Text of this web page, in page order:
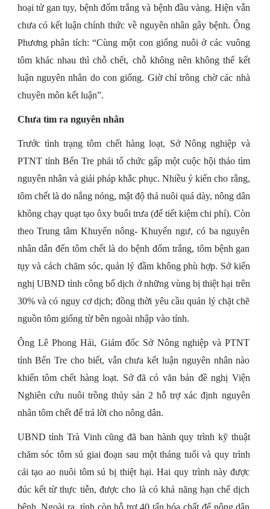
hoại tử gan tụy, bệnh đốm trắng và bệnh đầu vàng. Hiện vẫn
chưa có kết luận chính thức về nguyên nhân gây bệnh. Ông
Phương phân tích: “Cùng một con giống nuôi ở các vuông
tôm khác nhau thì chỗ chết, chỗ không nên không thể kết
luận nguyên nhân do con giống. Giờ chỉ trông chờ các nhà
chuyên môn kết luận”.
Chưa tìm ra nguyên nhân
Trước tình trạng tôm chết hàng loạt, Sở Nông nghiệp và
PTNT tỉnh Bến Tre phải tổ chức gấp một cuộc hội thảo tìm
nguyên nhân và giải pháp khắc phục. Nhiều ý kiến cho rằng,
tôm chết là do nắng nóng, mật độ thả nuôi quá dày, nông dân
không chạy quạt tạo ôxy buổi trưa (để tiết kiệm chi phí). Còn
theo Trung tâm Khuyến nông- Khuyến ngư, có ba nguyên
nhân dẫn đến tôm chết là do bệnh đốm trắng, tôm bệnh gan
tụy và cách chăm sóc, quản lý đầm không phù hợp. Sở kiến
nghị UBND tỉnh công bố dịch ở những vùng bị thiệt hại trên
30% và có nguy cơ dịch; đồng thời yêu cầu quản lý chặt chẽ
nguồn tôm giống từ bên ngoài nhập vào tỉnh.
Ông Lê Phong Hải, Giám đốc Sở Nông nghiệp và PTNT
tỉnh Bến Tre cho biết, vẫn chưa kết luận nguyên nhân nào
khiến tôm chết hàng loạt. Sở đã có văn bản đề nghị Viện
Nghiên cứu nuôi trồng thủy sản 2 hỗ trợ xác định nguyên
nhân tôm chết để trả lời cho nông dân.
UBND tỉnh Trà Vinh cũng đã ban hành quy trình kỹ thuật
chăm sóc tôm sú giai đoạn sau một tháng tuổi và quy trình
cải tạo ao nuôi tôm sú bị thiệt hại. Hai quy trình này được
đúc kết từ thực tiễn, được cho là có khả năng hạn chế dịch
bệnh. Ngoài ra, tỉnh còn hỗ trợ 40 tấn hóa chất để nông dân